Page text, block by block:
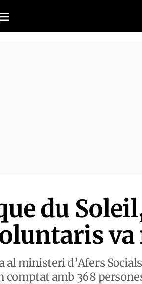
du
va
al ministeri d’Afers
comptat amb 368